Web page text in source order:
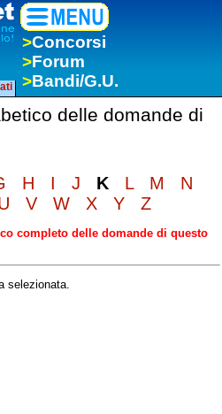
>Concorsi
>Forum
>Bandi/G.U.
delle domande di
H I J K L M
N
V W X Y Z
completo delle domande di questo
selezionata.